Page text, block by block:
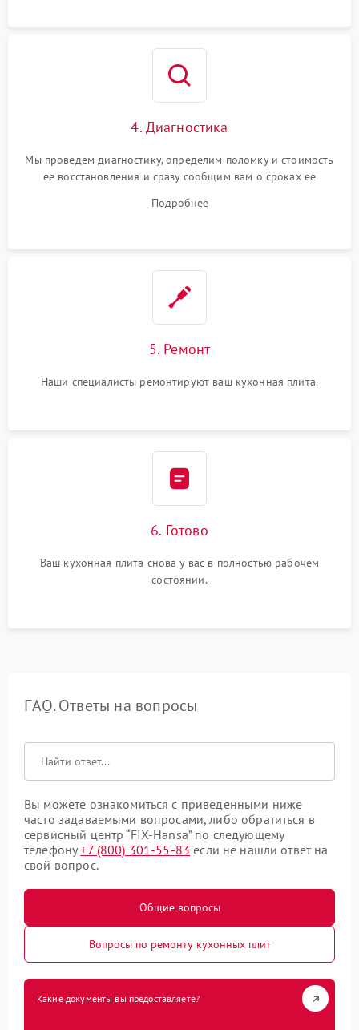
4. Диагностика
Мы проведем диагностику, определим поломку и стоимость
ее восстановления и сразу сообщим вам о сроках ее
Подробнее
5. Ремонт
Наши специалисты ремонтируют ваш кухонная плита.
6. Готово
Ваш кухонная плита снова у вас в полностью рабочем
состоянии.
FAQ. Ответы на вопросы
Вы можете ознакомиться с приведенными ниже
часто задаваемыми вопросами, либо обратиться в
сервисный центр “FIX-Hansa” по следующему
телефону+7 (800) 301-55-83 если не нашли ответ на
свой вопрос.
Общие вопросы
Вопросы по ремонту кухонных плит
Какие документы вы предоставляете?